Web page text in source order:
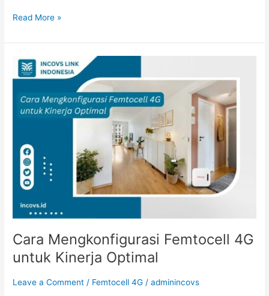
Read More »
Cara Mengkonfigurasi Femtocell 4G
untuk Kinerja Optimal
Leave a Comment / Femtocell 4G /adminincovs
Cara
Mengkonfigurasi
4G
untuk